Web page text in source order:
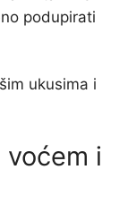
podupirati
ukusima i
i